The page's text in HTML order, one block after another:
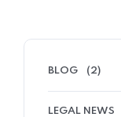
BLOG (2)
LEGAL NEWS